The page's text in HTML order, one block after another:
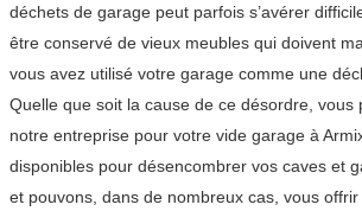
déchets de garage peut parfois s’avérer
être conservé de vieux meubles qui doivent
vous avez utilisé votre garage comme une
Quelle que soit la cause de ce désordre, vous
notre entreprise pour votre vide garage à
disponibles pour désencombrer vos caves et
et pouvons, dans de nombreux cas, vous